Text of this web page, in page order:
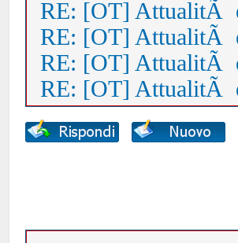
RE: [OT] AttualitÃ
RE: [OT] AttualitÃ
RE: [OT] AttualitÃ
RE: [OT] AttualitÃ